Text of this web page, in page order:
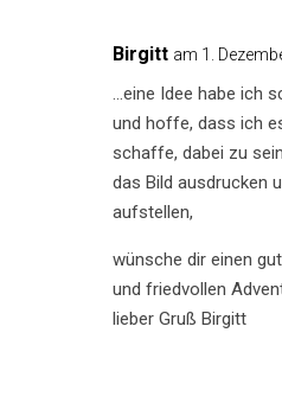
Birgitt am 1.
…eine Idee habe ich
und hoffe, dass ich
schaffe, dabei zu
das Bild ausdrucken
aufstellen,
wünsche dir einen
und friedvollen
lieber Gruß Birgitt